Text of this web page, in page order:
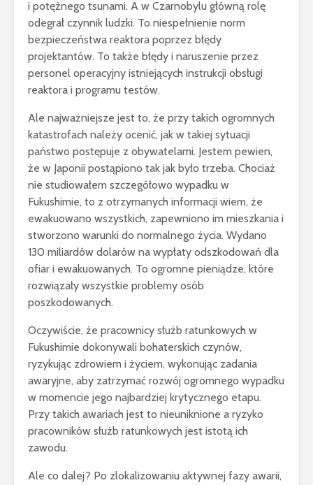
i potężnego tsunami. A w Czarnobylu główną rolę
odegrał czynnik ludzki. To niespełnienie norm
bezpieczeństwa reaktora poprzez błędy
projektantów. To także błędy i naruszenie przez
personel operacyjny istniejących instrukcji obsługi
reaktora i programu testów.
Ale najważniejsze jest to, że przy takich ogromnych
katastrofach należy ocenić, jak w takiej sytuacji
państwo postępuje z obywatelami. Jestem pewien,
że w Japonii postąpiono tak jak było trzeba. Chociaż
nie studiowałem szczegółowo wypadku w
Fukushimie, to z otrzymanych informacji wiem, że
ewakuowano wszystkich, zapewniono im mieszkania i
stworzono warunki do normalnego życia. Wydano
130 miliardów dolarów na wypłaty odszkodowań dla
ofiar i ewakuowanych. To ogromne pieniądze, które
rozwiązały wszystkie problemy osób
poszkodowanych.
Oczywiście, że pracownicy służb ratunkowych w
Fukushimie dokonywali bohaterskich czynów,
ryzykując zdrowiem i życiem, wykonując zadania
awaryjne, aby zatrzymać rozwój ogromnego wypadku
w momencie jego najbardziej krytycznego etapu.
Przy takich awariach jest to nieuniknione a ryzyko
pracowników służb ratunkowych jest istotą ich
zawodu.
Ale co dalej? Po zlokalizowaniu aktywnej fazy awarii,